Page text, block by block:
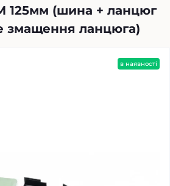
125мм (шина + ланцюг
змащення ланцюга)
в наявності